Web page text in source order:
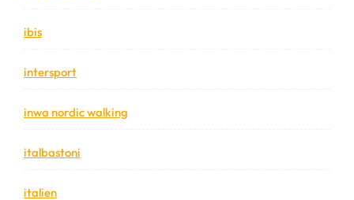
ibis
intersport
inwa nordic walking
italbastoni
italien